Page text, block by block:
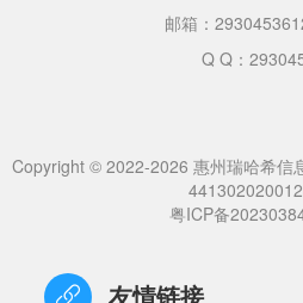
邮箱：
Q Q：
Copyright © 2022-2026 惠州瑞哈希信
粤ICP备
友情链接